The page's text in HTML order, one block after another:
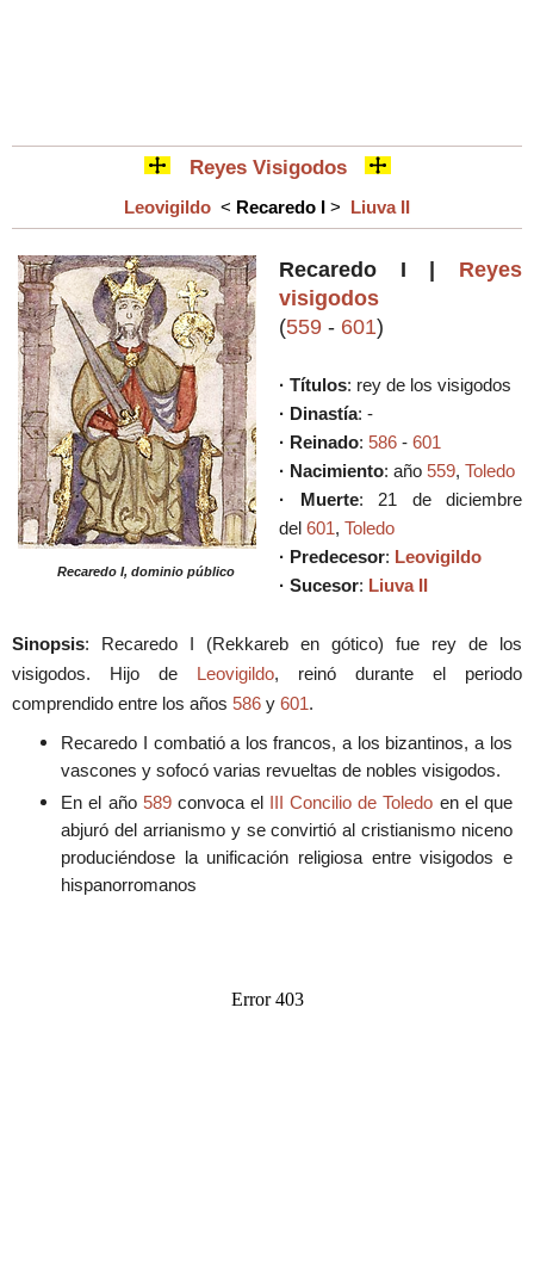
Reyes Visigodos
Leovigildo < Recaredo I > Liuva II
Recaredo I, dominio público
Recaredo I
Reyes
visigodos
(559 - 601)
· Títulos: rey de los visigodos
· Dinastía: -
· Reinado: 586 - 601
· Nacimiento: año 559, Toledo
· Muerte: 21 de diciembre
del 601, Toledo
· Predecesor: Leovigildo
· Sucesor: Liuva II
Sinopsis: Recaredo I (Rekkareb en gótico) fue rey de los
visigodos. Hijo de Leovigildo, reinó durante el periodo
comprendido entre los años 586 y 601.
Recaredo I combatió a los francos, a los bizantinos, a los
vascones y sofocó varias revueltas de nobles visigodos.
En el año 589convoca el III Concilio de Toledo en el que
abjuró del arrianismo y se convirtió al cristianismo niceno
produciéndose la unificación religiosa entre visigodos e
hispanorromanos